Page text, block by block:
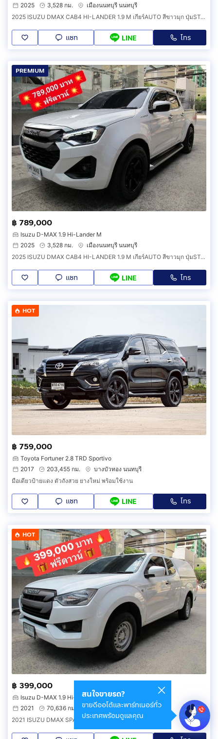
2025
3,528 กม.
เมืองนนทบุรี นนทบุรี
2025 ISUZU DMAX CAB4 HI-LANDER 1.9 M เกียร์AUTO สีขาวมุก ปุ่มSTART
แชท LINE โทร
PREMIUM
฿ 789,000
Isuzu D-MAX 1.9 Hi-Lander M
2025
3,528 กม.
เมืองนนทบุรี นนทบุรี
2025 ISUZU DMAX CAB4 HI-LANDER 1.9 M เกียร์AUTO สีขาวมุก ปุ่มSTART
แชท LINE โทร
HOT
฿ 759,000
Toyota Fortuner 2.8 TRD Sportivo
2017
203,455 กม.
บางบัวทอง นนทบุรี
มือเดียวป้ายแดง ตัวถังสวย ยางใหม่ พร้อมใช้งาน
แชท LINE โทร
HOT
฿ 399,000
Isuzu D-MAX 1.9 Hi-Lander Ddi
2021
70,636 กม.
เมืองนนทบุรี นนทบุรี
2021 ISUZU DMAX SPACECAB 1.9 S เกียร์AUTO
สนใจขายรถ?
ขายดีออโต้และพาร์ทเนอร์ทั่ว
ประเทศพร้อมดูแลคุณ